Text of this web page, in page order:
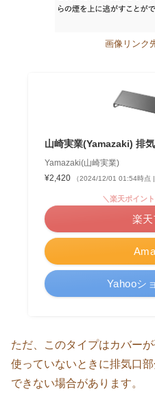
画像リンク
山崎実業(Yamazaki) 排
Yamazaki(山崎実業)
¥2,420
（2024/12/01 01:54時点 |
＼楽天ポイン
楽
Yahooシ
ただ、このタイプはカバー
使っていないときに排気口
できない場合があります。